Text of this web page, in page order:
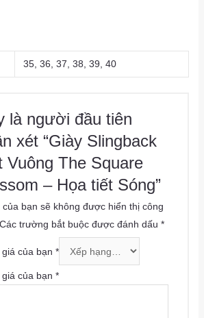
35, 36, 37, 38, 39, 40
là người đầu tiên
xét “Giày Slingback
Vuông The Square
– Họa tiết Sóng”
của bạn sẽ không được hiển thị công
Các trường bắt buộc được đánh dấu*
giá của bạn*
giá của bạn*